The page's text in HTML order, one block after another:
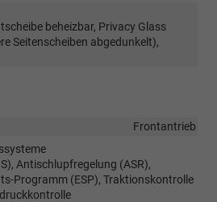
beheizbar, Privacy Glass
Seitenscheiben abgedunkelt),
Frontantrieb
Antischlupfregelung (ASR),
Programm (ESP), Traktionskontrolle